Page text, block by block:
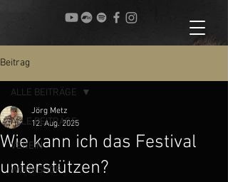
Beitrag
ALLE BEITRÄGE
VEREIN
WORKSHOP
ALLE BEITRÄGE
Wie kann ich das Festival
unterstützen?
Jörg Metz
12. Aug. 2025